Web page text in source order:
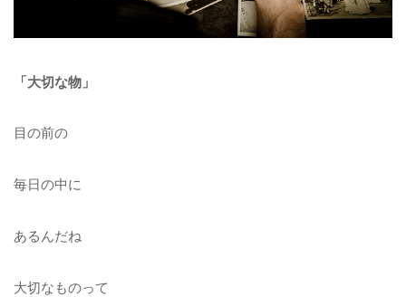
「大切な物」
目の前の
毎日の中に
あるんだね
大切なものって